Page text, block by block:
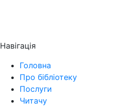
Навігація
Головна
Про бібліотеку
Послуги
Читачу